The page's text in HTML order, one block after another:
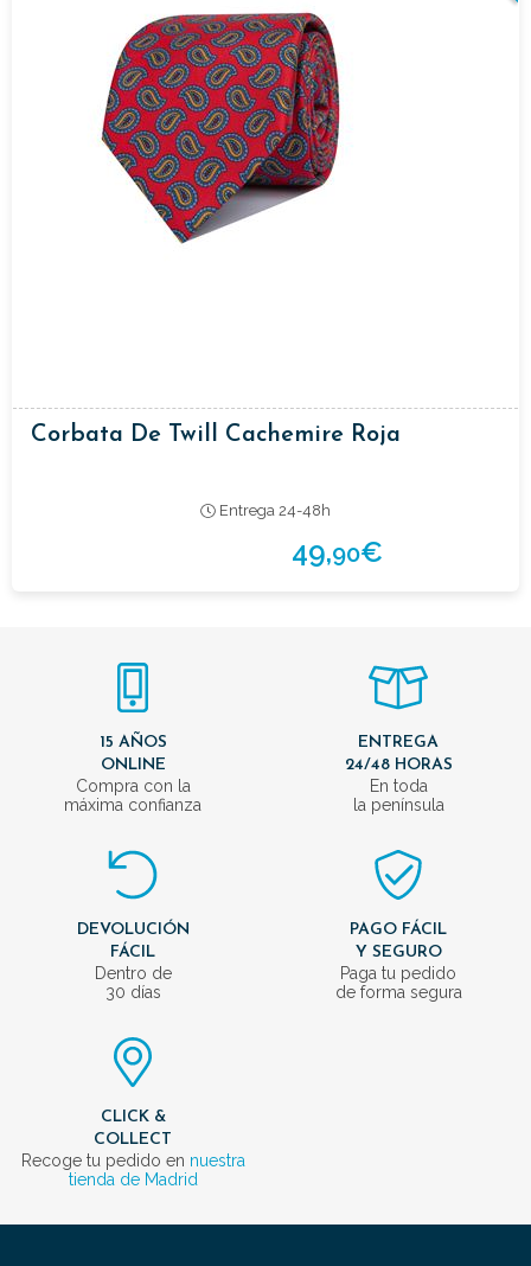
Corbata De Twill Cachemire Roja
Entrega 24-48h
49,90€
15 AÑOS
ONLINE
Compra con la
máxima confianza
ENTREGA
24/48 HORAS
En toda
la península
DEVOLUCIÓN
FÁCIL
Dentro de
30 días
PAGO FÁCIL
Y SEGURO
Paga tu pedido
de forma segura
CLICK &
COLLECT
Recoge tu pedido en nuestra
tienda de Madrid